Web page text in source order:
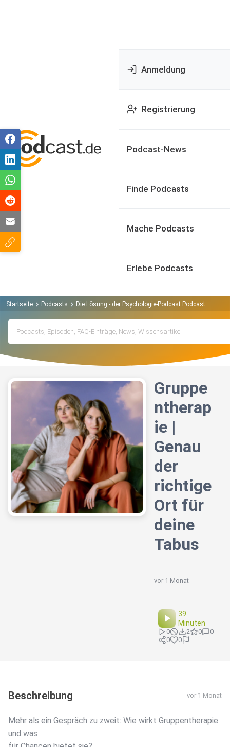
Anmeldung
Registrierung
Podcast-News
Finde Podcasts
Mache Podcasts
Erlebe Podcasts
Startseite Podcasts Die Lösung - der Psychologie-Podcast Podcast
Gruppe
ntherap
ie |
Genau
der
richtige
Ort für
deine
Tabus
vor 1 Monat
39
Minuten
0 2 0
0
0
0
Beschreibung vor 1 Monat
Mehr als ein Gespräch zu zweit: Wie wirkt Gruppentherapie
und was